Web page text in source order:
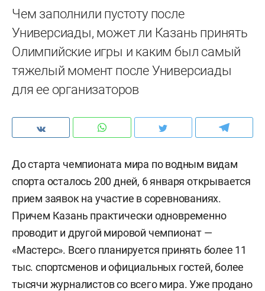
Чем заполнили пустоту после
Универсиады, может ли Казань принять
Олимпийские игры и каким был самый
тяжелый момент после Универсиады
для ее организаторов
До старта чемпионата мира по водным видам
спорта осталось 200 дней, 6 января открывается
прием заявок на участие в соревнованиях.
Причем Казань практически одновременно
проводит и другой мировой чемпионат —
«Мастерс». Всего планируется принять более 11
тыс. спортсменов и официальных гостей, более
тысячи журналистов со всего мира. Уже продано